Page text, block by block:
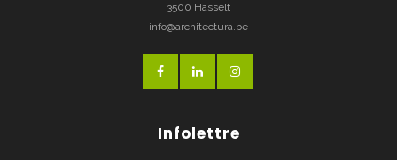
3500 Hasselt
info@architectura.be
Infolettre